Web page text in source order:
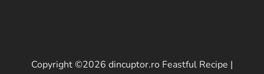
Copyright ©2026 dincuptor.ro Feastful Recipe |